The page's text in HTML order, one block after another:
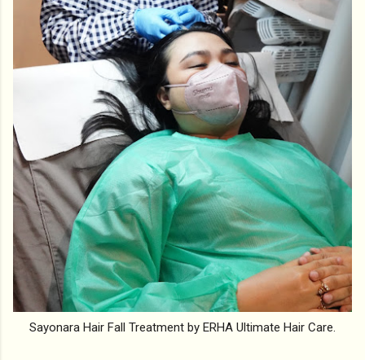
Sayonara Hair Fall Treatment by ERHA Ultimate Hair Care.